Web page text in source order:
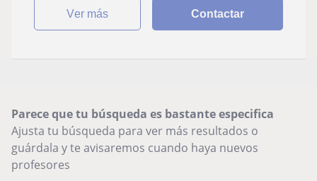
ver más Contactar
Parece que tu búsqueda es bastante especifica
Ajusta tu búsqueda para ver más resultados o
guárdala y te avisaremos cuando haya nuevos
profesores